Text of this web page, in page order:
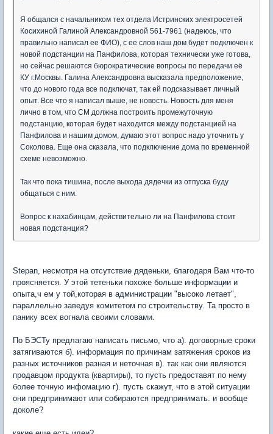
Я общался с начальником тех отдела Истринских электросетей
Косихиной Галиной Александровной 561-7961 (надеюсь, что
правильно написал ее ФИО), с ее слов наш дом будет подключен к
новой подстанции на Панфилова, которая технически уже готова,
но сейчас решаются бюрократические вопросы по передачи её
КУ г.Москвы. Галина Александровна высказала предположение,
что до нового года все подключат, так ей подсказывает личный
опыт. Все что я написал выше, не новость. Новость для меня
лично в том, что СМ должна построить промежуточную
подстанцию, которая будет находится между подстанцией на
Панфилова и нашим домом, думаю этот вопрос надо уточнить у
Соколова. Еще она сказала, что подключение дома по временной
схеме невозможно.
Так что пока тишина, после выхода дядечки из отпуска буду
общаться с ним.
Вопрос к нахабинцам, действительно ли на Панфилова стоит
новая подстанция?
Stepan, несмотря на отсутствие дяденьки, благодаря Вам что-то
проясняется. У этой тетеньки похоже больше информации и
опыта,ч ем у той,которая в администрации "высоко летает",
параллельно заведуя комитетом по строительству. Та просто в
панику всех вогнала своими словами.
По БЭСТу предлагаю написать письмо, что а). договорные сроки
затягиваются б). информация по причинам затяжения сроков из
разных источников разная и неточная в). так как они являются
продавцом продукта (квартиры), то пусть предоставят по нему
более точную инфомацию г). пусть скажут, что в этой ситуации
они предпринимают или собираются предпринимать. и вообще
доколе?